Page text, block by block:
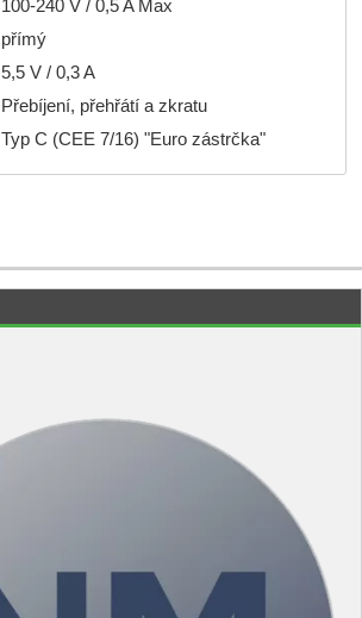
100-240 V / 0,5 A Max
přímý
5,5 V / 0,3 A
Přebíjení, přehřátí a zkratu
Typ C (CEE 7/16) "Euro zástrčka"